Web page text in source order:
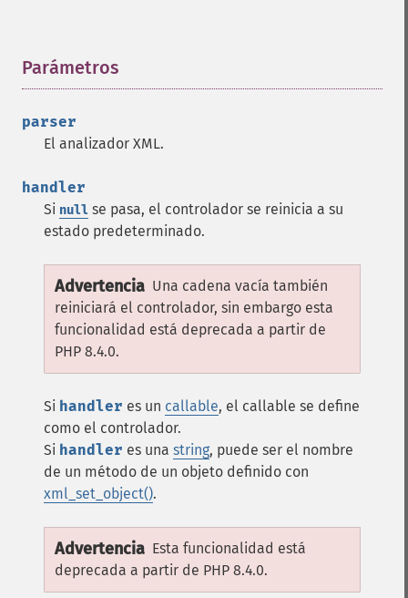
Parámetros
parser
El analizador XML.
handler
Si null se pasa, el controlador se reinicia a su
estado predeterminado.
Advertencia Una cadena vacía también
reiniciará el controlador, sin embargo esta
funcionalidad está deprecada a partir de
PHP 8.4.0.
Si handler es un callable, el callable se define
como el controlador.
Si handler es una string, puede ser el nombre
de un método de un objeto definido con
xml_set_object().
Advertencia Esta funcionalidad está
deprecada a partir de PHP 8.4.0.